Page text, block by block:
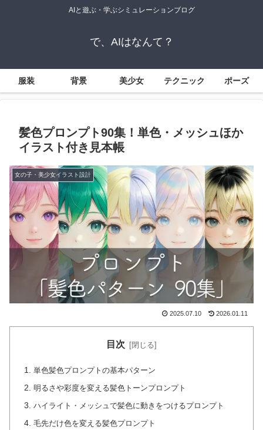
AIと遊ぶ・学ぶシミュレーションブログ
で、AIはなんて？
服装 背景 美少女 テクニック ポーズ
髪色プロンプト90集！単色・メッシュほか
イラスト付き見本帳
女の子・美少女イラスト設計
2025.07.10 2026.01.11
目次
単色髪色プロンプトの基本パターン
明るさや彩度を変える髪色トーンプロンプト
ハイライト・メッシュで髪色に動きをつけるプロンプト
毛先だけ色を変える髪色プロンプト